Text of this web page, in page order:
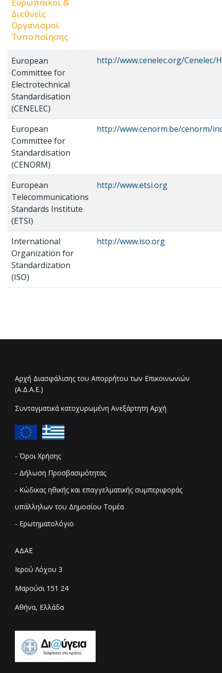
Διεθνείς
Οργανισμοί
Τυποποίησης
European
Committee for
Electrotechnical
Standardisation
(CENELEC)
http://www.cenelec.org/Cenelec/
European
Committee for
Standardisation
(CENORM)
http://www.cenorm.be/cenorm/
European
Telecommunications
Standards Institute
(ETSI)
http://www.etsi.org
International
Οrganization for
Standardization
(ΙSO)
http://www.iso.org
Αρχή Διασφάλισης του Απορρήτου των Επικοινωνιών
(Α.Δ.Α.Ε.)
Συνταγματικά κατοχυρωμένη Ανεξάρτητη Αρχή
- Όροι Χρήσης
- Δήλωση Προσβασιμότητας
- Κώδικας ηθικής και επαγγελματικής συμπεριφοράς
υπάλληλων του Δημοσίου Τομέα
- Ερωτηματολόγιο
ΑΔΑΕ
Ιερού Λόχου 3
Μαρούσι 151 24
Αθήνα, Ελλάδα